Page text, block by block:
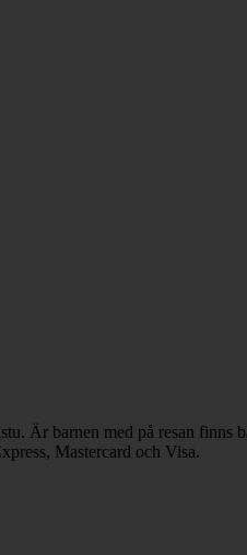
Är barnen med på resan finns
Mastercard och Visa.